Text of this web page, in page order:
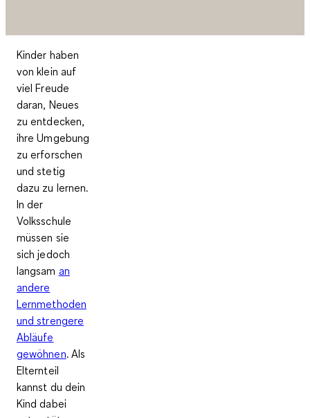
Kinder haben
von klein auf
viel Freude
daran, Neues
zu entdecken,
ihre Umgebung
zu erforschen
und stetig
dazu zu lernen.
In der
Volksschule
müssen sie
sich jedoch
langsam an
andere
Lernmethoden
und strengere
Abläufe
gewöhnen. Als
Elternteil
kannst du dein
Kind dabei